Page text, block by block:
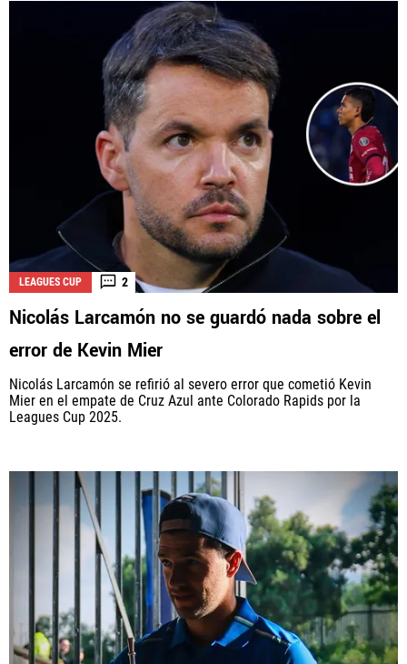
LEAGUES CUP 2
Nicolás Larcamón no se guardó nada sobre el
error de Kevin Mier
Nicolás Larcamón se refirió al severo error que cometió Kevin
Mier en el empate de Cruz Azul ante Colorado Rapids por la
Leagues Cup 2025.